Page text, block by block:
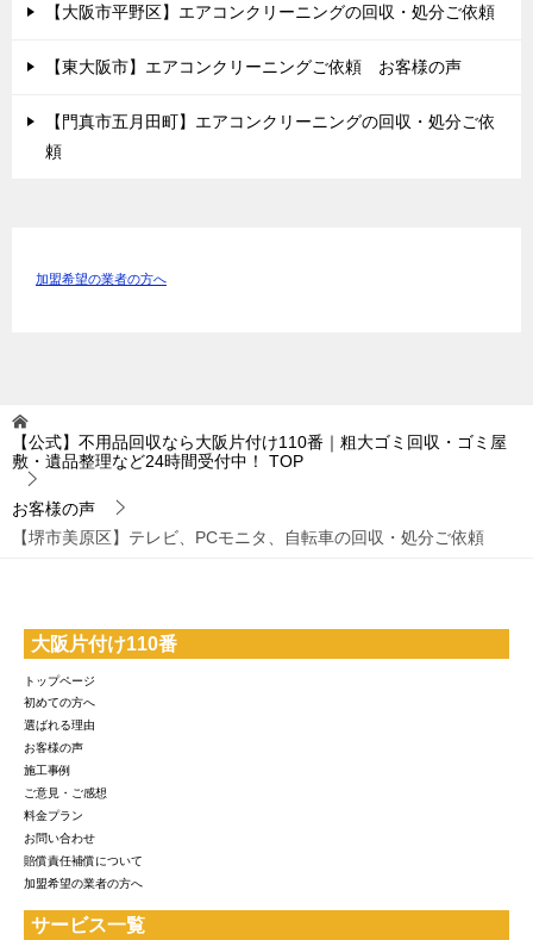
【大阪市平野区】エアコンクリーニングの回収・処分ご依頼
【東大阪市】エアコンクリーニングご依頼 お客様の声
【門真市五月田町】エアコンクリーニングの回収・処分ご依
頼
加盟希望の業者の方へ
【公式】不用品回収なら大阪片付け110番｜粗大ゴミ回収・ゴミ屋
敷・遺品整理など24時間受付中！
TOP
お客様の声
【堺市美原区】テレビ、PCモニタ、自転車の回収・処分ご依頼
大阪片付け110番
トップページ
初めての方へ
選ばれる理由
お客様の声
施工事例
ご意見・ご感想
料金プラン
お問い合わせ
賠償責任補償について
加盟希望の業者の方へ
サービス一覧